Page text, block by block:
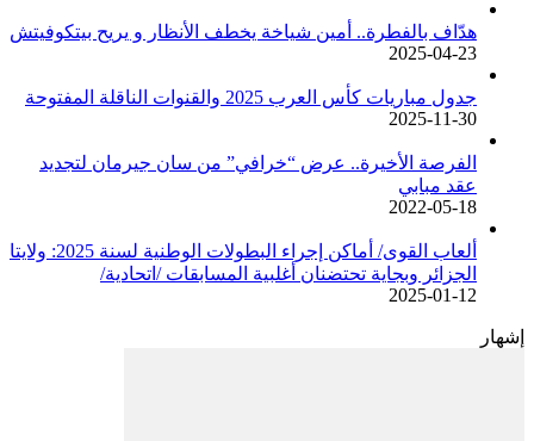
هدّاف بالفطرة.. أمين شياخة يخطف الأنظار و يريح بيتكوفيتش
2025-04-23
جدول مباريات كأس العرب 2025 والقنوات الناقلة المفتوحة
2025-11-30
الفرصة الأخيرة.. عرض “خرافي” من سان جيرمان لتجديد
عقد مبابي
2022-05-18
ألعاب القوى/ أماكن إجراء البطولات الوطنية لسنة 2025: ولايتا
الجزائر وبجاية تحتضنان أغلبية المسابقات /اتحادية/
2025-01-12
إشهار